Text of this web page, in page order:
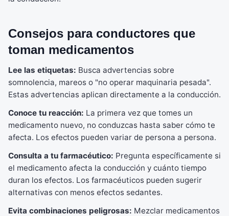
Consejos para conductores que
toman medicamentos
Lee las etiquetas: Busca advertencias sobre
somnolencia, mareos o "no operar maquinaria pesada".
Estas advertencias aplican directamente a la conducción.
Conoce tu reacción: La primera vez que tomes un
medicamento nuevo, no conduzcas hasta saber cómo te
afecta. Los efectos pueden variar de persona a persona.
Consulta a tu farmacéutico: Pregunta específicamente si
el medicamento afecta la conducción y cuánto tiempo
duran los efectos. Los farmacéuticos pueden sugerir
alternativas con menos efectos sedantes.
Evita combinaciones peligrosas: Mezclar medicamentos